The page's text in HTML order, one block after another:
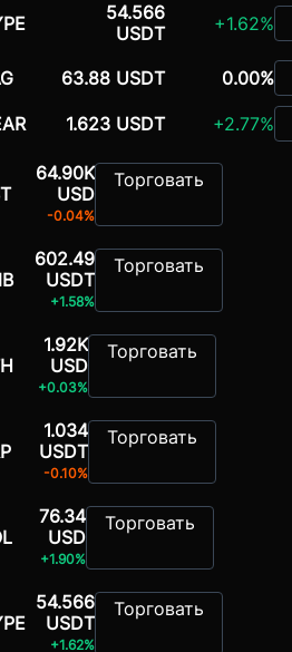
54.566
USDT
+1.62%
63.88 USDT 0.00%
1.623 USDT +2.77%
64.90K
USD
-0.04%
Торговать
602.49
USDT
+1.58%
Торговать
1.92K
USD
+0.03%
Торговать
1.034
USDT
-0.10%
Торговать
76.34
USD
+1.90%
Торговать
54.566
USDT
+1.62%
Торговать